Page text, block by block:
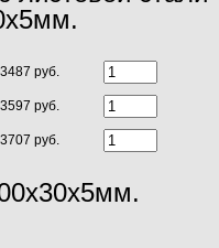
3487 руб.
3597 руб.
3707 руб.